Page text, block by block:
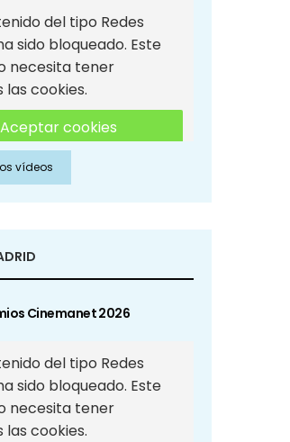
del tipo Redes
sido bloqueado. Este
necesita tener
cookies.
Aceptar cookies
cookies de Redes
Sociales
vídeos
Cinemanet 2026
del tipo Redes
sido bloqueado. Este
necesita tener
cookies.